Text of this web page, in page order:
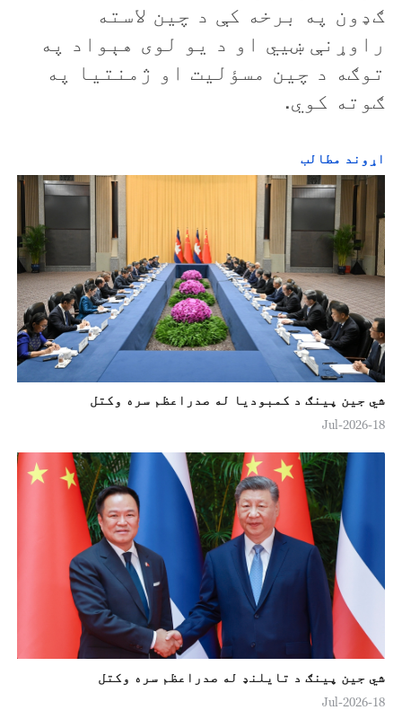
ګډون په برخه کې د چين لاسته
راوړنې ښيي او د يو لوی هېواد په
توګه د چین مسؤليت او ژمنتيا په
ګوته کوي.
اړوند مطالب
شي جین پینګ د کمبودیا له صدراعظم سره وکتل
18-Jul-2026
شي جین پینګ د تایلنډ له صدراعظم سره وکتل
18-Jul-2026